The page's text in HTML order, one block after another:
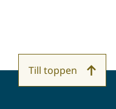
Till toppen